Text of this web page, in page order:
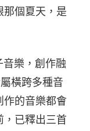
那個夏天，是
音樂，創作融
橫跨多種音
作的音樂都會
，已釋出三首